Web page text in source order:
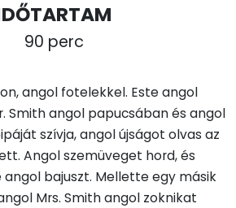
90 perc
angol fotelekkel. Este angol
Smith angol papucsában és angol
szívja, angol újságot olvas az
Angol szemüveget hord, és
angol bajuszt. Mellette egy másik
Mrs. Smith angol zoknikat